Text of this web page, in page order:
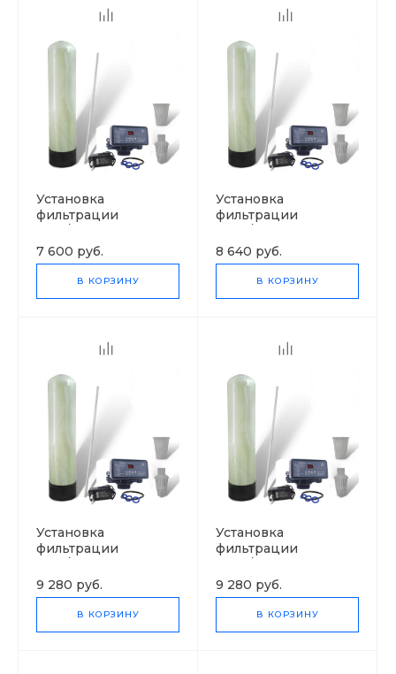
Установка
фильтрации
7 600 руб.
В КОРЗИНУ
Установка
фильтрации
8 640 руб.
В КОРЗИНУ
Установка
фильтрации
9 280 руб.
В КОРЗИНУ
Установка
фильтрации
9 280 руб.
В КОРЗИНУ